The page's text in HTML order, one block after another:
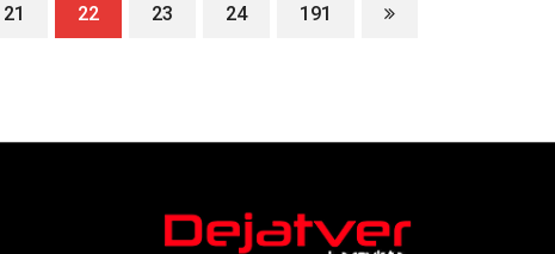
21 22 23 24 191